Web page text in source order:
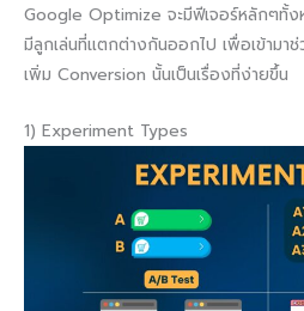
Google Optimize จะมีฟีเจอร์หลักๆทั้ง
มีลูกเล่นที่แตกต่างกันออกไป เพื่อเข้ามา
เพิ่ม Conversion นั้นเป็นเรื่องที่ง่ายขึ้น
1) Experiment Types